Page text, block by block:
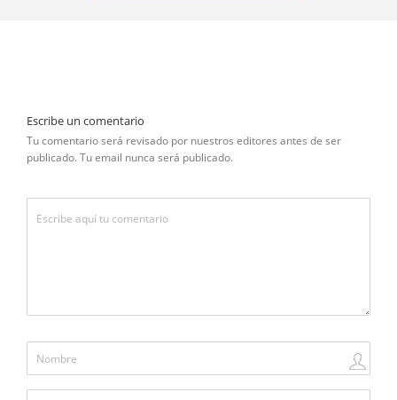
Escribe un comentario
Tu comentario será revisado por nuestros editores antes de ser
publicado. Tu email nunca será publicado.